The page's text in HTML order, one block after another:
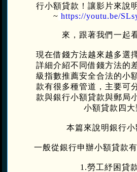
行小額貸款！ 讓影片來說
~ https://youtu.be/
來，跟著我們一起
現在借錢方法越來越多選
詳細介紹不同借錢方法的
級指數推薦安全合法的小
款有很多種管道，主要可
款與銀行小額貸款與郵局
小額貸款四大
本篇來說明銀行小
一般從銀行申辦小額貸款
1.勞工紓困貸款